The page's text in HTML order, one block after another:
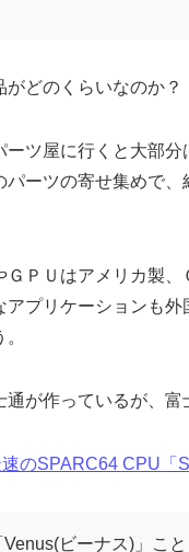
どのくらいなのか？
ツ屋に行くと大部
パーツの寄せ集めで
ＰＵはアメリカ製
アプリケーションも
が作っているが、富
のSPARC64 CPU「
ビーナス)」こ